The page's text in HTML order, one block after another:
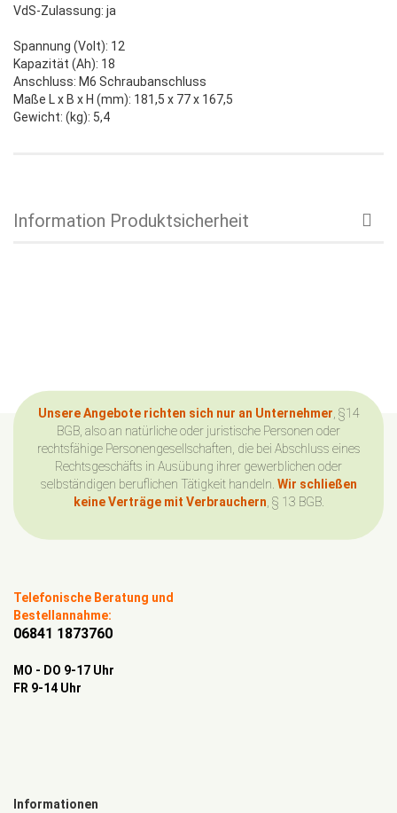
VdS-Zulassung: ja
Spannung (Volt): 12
Kapazität (Ah): 18
Anschluss: M6 Schraubanschluss
Maße L x B x H (mm): 181,5 x 77 x 167,5
Gewicht: (kg): 5,4
Information Produktsicherheit
Unsere Angebote richten sich nur an Unternehmer , §14
BGB, also an natürliche oder juristische Personen oder
rechtsfähige Personengesellschaften, die bei Abschluss eines
Rechtsgeschäfts in Ausübung ihrer gewerblichen oder
selbständigen beruflichen Tätigkeit handeln. Wir schließen
keine Verträge mit Verbrauchern , § 13 BGB.
Telefonische Beratung und
Bestellannahme:
06841 1873760
MO - DO 9-17 Uhr
FR 9-14 Uhr
Informationen